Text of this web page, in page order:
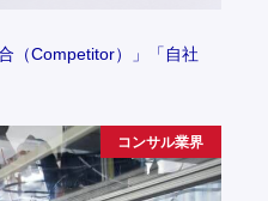
（Competitor）」「自社
コンサル業界